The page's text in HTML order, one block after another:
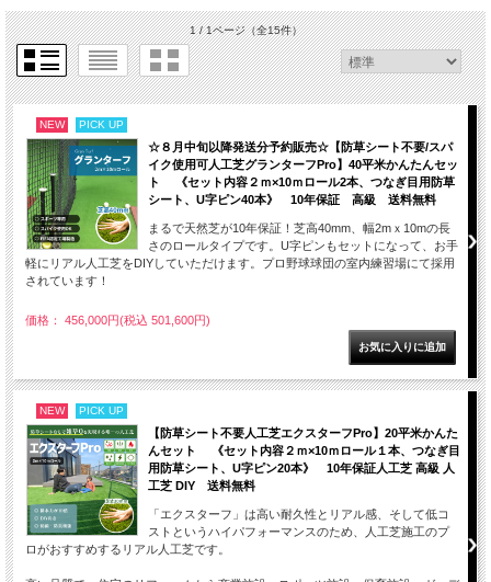
1 / 1ページ（全15件）
NEW PICK UP
☆８月中旬以降発送分予約販売☆【防草シート不要/スパ
イク使用可人工芝グランターフPro】40平米かんたんセッ
ト 《セット内容２ｍ×10ｍロール2本、つなぎ目用防草
シート、U字ピン40本》 10年保証 高級 送料無料
まるで天然芝が10年保証！芝高40mm、幅2mｘ10mの長
さのロールタイプです。U字ピンもセットになって、お手
軽にリアル人工芝をDIYしていただけます。プロ野球球団の室内練習場にて採用
されています！
価格： 456,000円(税込 501,600円)
NEW PICK UP
【防草シート不要人工芝エクスターフPro】20平米かんた
んセット 《セット内容２ｍ×10ｍロール１本、つなぎ目
用防草シート、U字ピン20本》 10年保証人工芝 高級 人
工芝 DIY 送料無料
「エクスターフ」は高い耐久性とリアル感、そして低コ
ストというハイパフォーマンスのため、人工芝施工のプ
ロがおすすめするリアル人工芝です。